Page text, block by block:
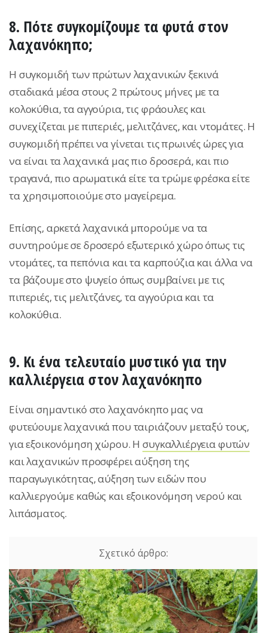
8. Πότε συγκομίζουμε τα φυτά στον
λαχανόκηπο;
H συγκομιδή των πρώτων λαχανικών ξεκινά
σταδιακά μέσα στους 2 πρώτους μήνες με τα
κολοκύθια, τα αγγούρια, τις φράουλες και
συνεχίζεται με πιπεριές, μελιτζάνες, και ντομάτες. Η
συγκομιδή πρέπει να γίνεται τις πρωινές ώρες για
να είναι τα λαχανικά μας πιο δροσερά, και πιο
τραγανά, πιο αρωματικά είτε τα τρώμε φρέσκα είτε
τα χρησιμοποιούμε στο μαγείρεμα.
Επίσης, αρκετά λαχανικά μπορούμε να τα
συντηρούμε σε δροσερό εξωτερικό χώρο όπως τις
ντομάτες, τα πεπόνια και τα καρπούζια και άλλα να
τα βάζουμε στο ψυγείο όπως συμβαίνει με τις
πιπεριές, τις μελιτζάνες, τα αγγούρια και τα
κολοκύθια.
9. Κι ένα τελευταίο μυστικό για την
καλλιέργεια στον λαχανόκηπο
Είναι σημαντικό στο λαχανόκηπο μας να
φυτεύουμε λαχανικά που ταιριάζουν μεταξύ τους,
για εξοικονόμηση χώρου. Ησυγκαλλιέργεια φυτών
και λαχανικών προσφέρει αύξηση της
παραγωγικότητας, αύξηση των ειδών που
καλλιεργούμε καθώς και εξοικονόμηση νερού και
λιπάσματος.